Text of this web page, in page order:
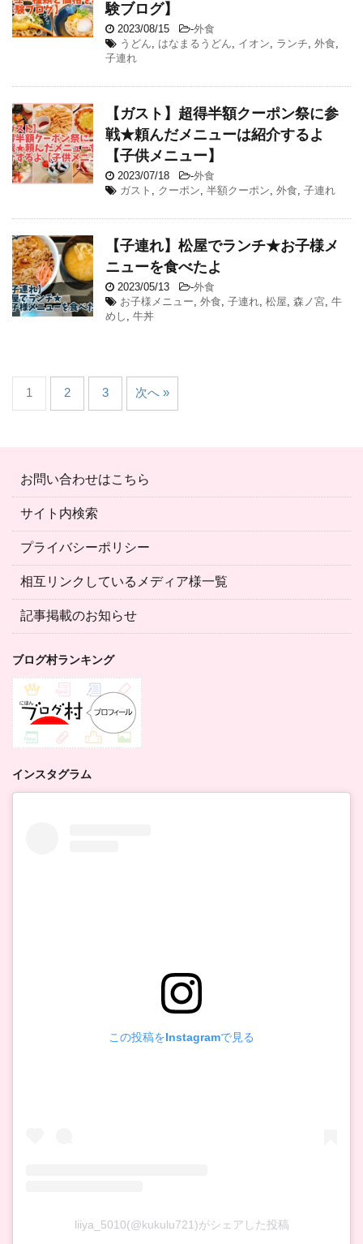
験ブログ】
2023/08/15 -外食
うどん, はなまるうどん, イオン, ランチ, 外食,
子連れ
【ガスト】超得半額クーポン祭に参
戦★頼んだメニューは紹介するよ
【子供メニュー】
2023/07/18 -外食
ガスト , クーポン, 半額クーポン, 外食, 子連れ
【子連れ】松屋でランチ★お子様メ
ニューを食べたよ
2023/05/13 -外食
お子様メニュー, 外食, 子連れ, 松屋, 森ノ宮, 牛
めし , 牛丼
1 2 3 次へ »
お問い合わせはこちら
サイト内検索
プライバシーポリシー
相互リンクしているメディア様一覧
記事掲載のお知らせ
ブログ村ランキング
インスタグラム
この投稿をInstagramで見る
liiya_5010(@kukulu721)がシェアした投稿